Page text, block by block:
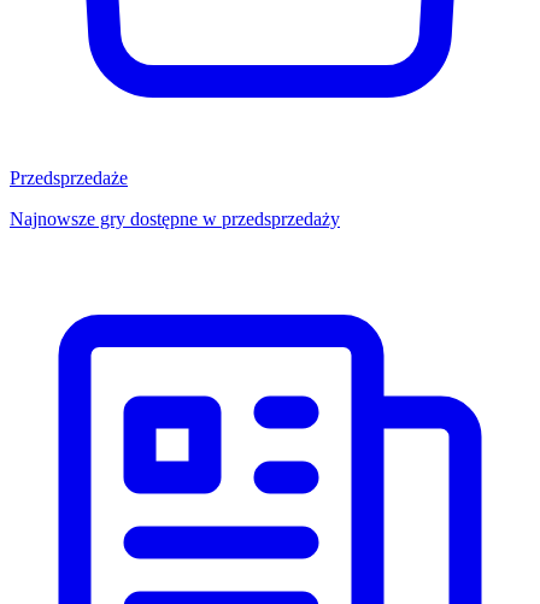
Przedsprzedaże
Najnowsze gry dostępne w przedsprzedaży